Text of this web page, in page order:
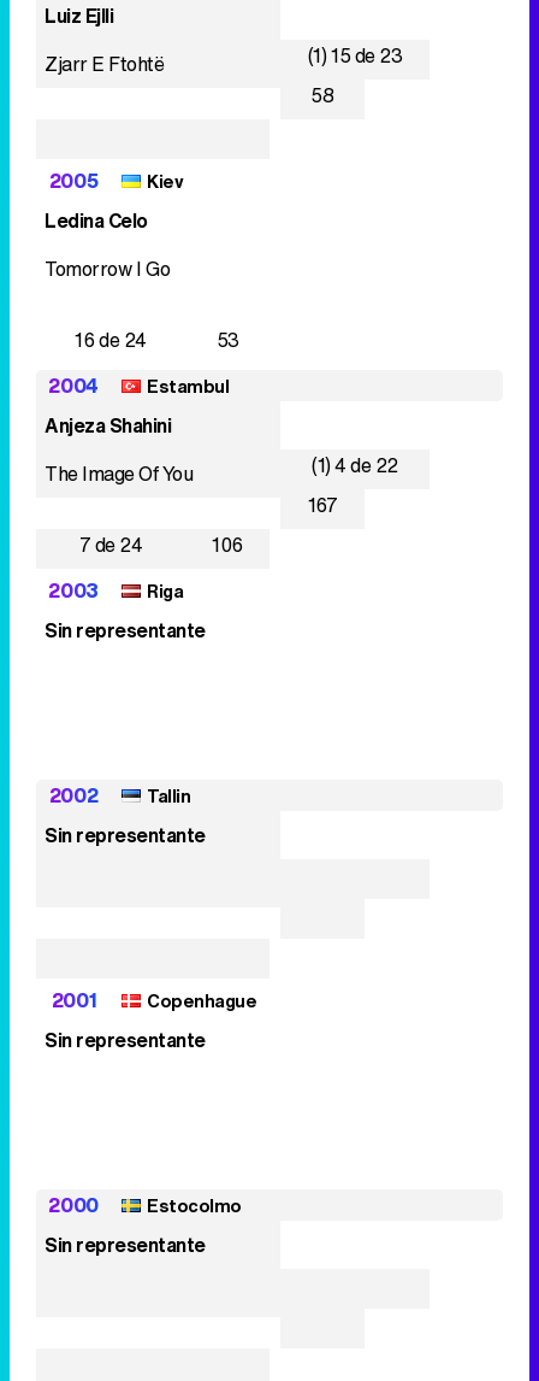
Luiz Ejlli
Zjarr E Ftohtë
(1) 15 de 23
58
2005 Kiev
Ledina Celo
Tomorrow I Go
16 de 24
53
2004
Estambul
Anjeza Shahini
The Image Of You
(1) 4 de 22
167
7 de 24
106
2003
Riga
Sin representante
2002 Tallin
Sin representante
2001 Copenhague
Sin representante
2000 Estocolmo
Sin representante